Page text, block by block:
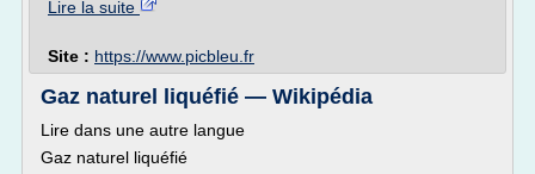
Lire la suite
Site : https://www.picbleu.fr
Gaz naturel liquéfié — Wikipédia
Lire dans une autre langue
Gaz naturel liquéfié